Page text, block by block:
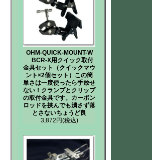
OHM-QUICK-MOUNT-W
BCR-X用クイック取付
金具セット（クイックマウ
ント×2個セット）この簡
単さは一度使ったら手放せ
ない！クランプとクリップ
の取付金具です。カーボン
ロッドを挟んでも潰さず落
とさないちょうど良
3,872円(税込)